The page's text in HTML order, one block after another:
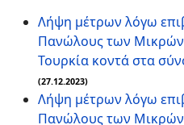
Λήψη μέτρων λόγω
Πανώλους των
Τουρκία κοντά στα
(27.12.2023)
Λήψη μέτρων λόγω
Πανώλους των